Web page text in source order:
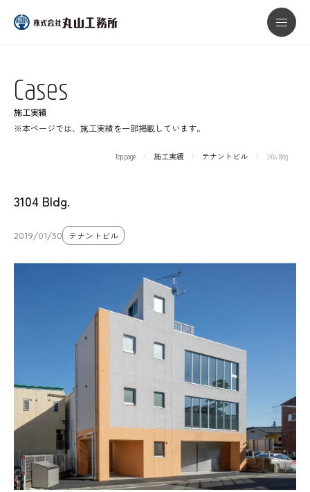
メニ
施工実績
Cases
※本ページでは、施工実績を一部掲載しています。
Top page 施工実績 テナントビル 3104 Bldg.
3104 Bldg.
2019/01/30 テナントビル